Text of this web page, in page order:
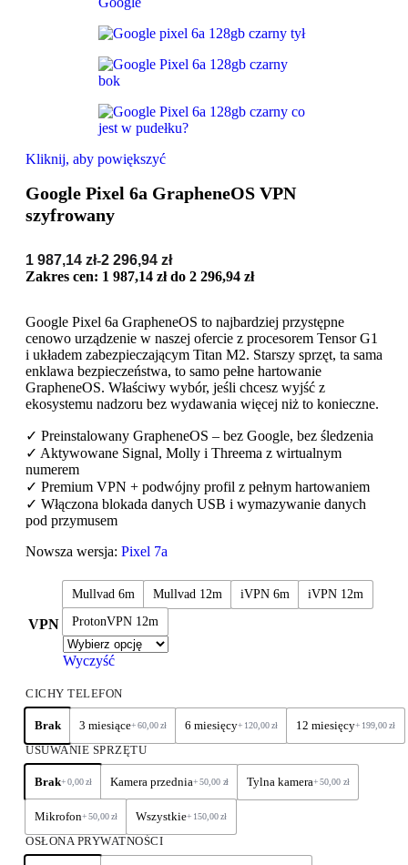
Kliknij, aby powiększyć
Google Pixel 6a GrapheneOS VPN
szyfrowany
1 987,14 zł-2 296,94 zł
Zakres cen: 1 987,14 zł do 2 296,94 zł
Google Pixel 6a GrapheneOS to najbardziej przystępne
cenowo urządzenie w naszej ofercie z procesorem Tensor G1
i układem zabezpieczającym Titan M2. Starszy sprzęt, ta sama
enklawa bezpieczeństwa, to samo pełne hartowanie
GrapheneOS. Właściwy wybór, jeśli chcesz wyjść z
ekosystemu nadzoru bez wydawania więcej niż to konieczne.
✓ Preinstalowany GrapheneOS – bez Google, bez śledzenia
✓ Aktywowane Signal, Molly i Threema z wirtualnym
numerem
✓ Premium VPN + podwójny profil z pełnym hartowaniem
✓ Włączona blokada danych USB i wymazywanie danych
pod przymusem
Nowsza wersja: Pixel 7a
VPN
Mullvad 6m Mullvad 12m iVPN 6m
iVPN 12m
ProtonVPN 12m
Wyczyść
CICHY TELEFON
Brak 3 miesiące+60,00zł 6 miesięcy+ 120,00zł 12 miesięcy+ 199,00zł
USUWANIE SPRZĘTU
Brak+0,00zł Kamera przednia+50,00 zł Tylna kamera+ 50,00 zł
Mikrofon+50,00zł Wszystkie+ 150,00zł
OSŁONA PRYWATNOŚCI